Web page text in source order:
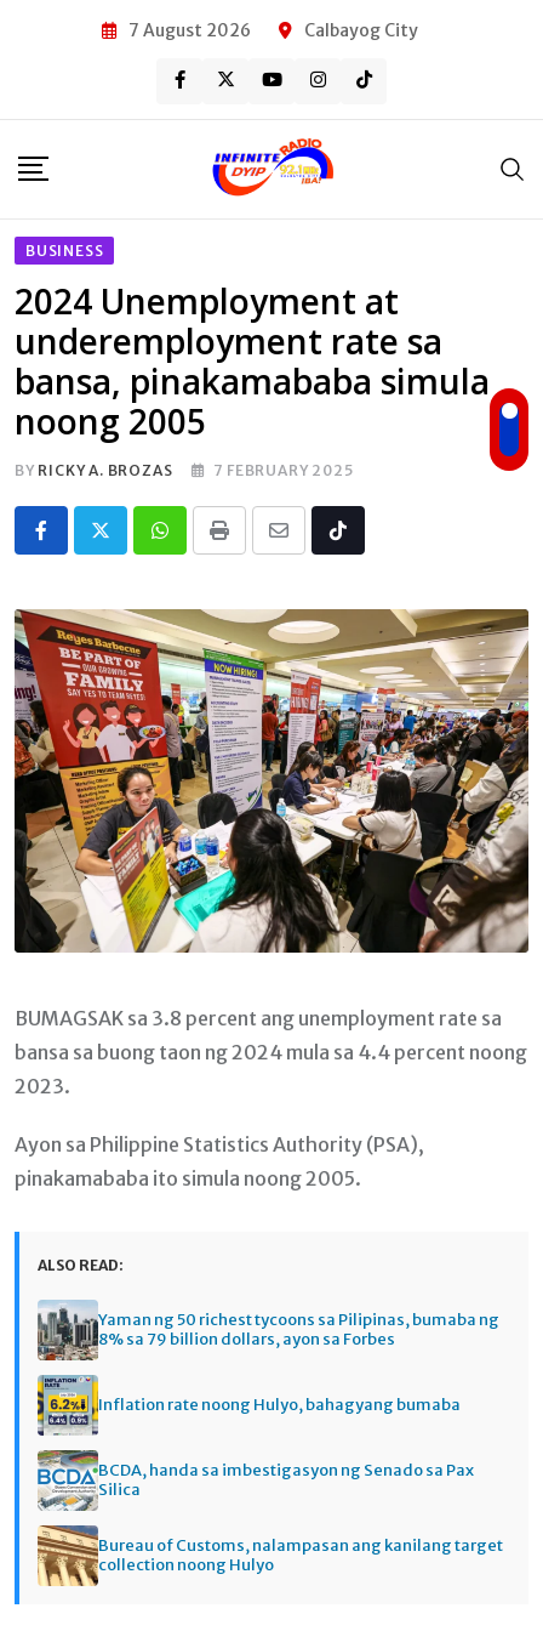
7 August 2026 Calbayog City
BUSINESS
2024 Unemployment at
underemployment rate sa
bansa, pinakamababa simula
noong 2005
BY RICKY A. BROZAS 7 FEBRUARY 2025
Whatsapp
Print
Share
Email
Tiktok
BUMAGSAK sa 3.8 percent ang unemployment rate sa
bansa sa buong taon ng 2024 mula sa 4.4 percent noong
2023.
Ayon sa Philippine Statistics Authority (PSA),
pinakamababa ito simula noong 2005.
ALSO READ:
Yaman ng 50 richest tycoons sa Pilipinas, bumaba ng
8% sa 79 billion dollars, ayon sa Forbes
Inflation rate noong Hulyo, bahagyang bumaba
BCDA, handa sa imbestigasyon ng Senado sa Pax
Silica
Bureau of Customs, nalampasan ang kanilang target
collection noong Hulyo